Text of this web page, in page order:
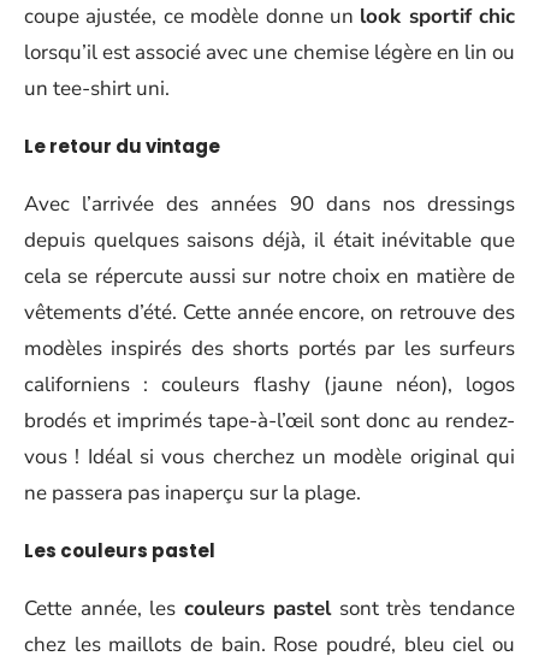
coupe ajustée, ce modèle donne un look sportif chic
lorsqu’il est associé avec une chemise légère en lin ou
un tee-shirt uni.
Leretour du vintage
Avec l’arrivée des années 90 dans nos dressings
depuis quelques saisons déjà, il était inévitable que
cela se répercute aussi sur notre choix en matière de
vêtements d’été. Cette année encore, on retrouve des
modèles inspirés des shorts portés par les surfeurs
californiens : couleurs flashy (jaune néon), logos
brodés et imprimés tape-à-l’œil sont donc au rendez-
vous ! Idéal si vous cherchez un modèle original qui
ne passera pas inaperçu sur la plage.
Les couleurs pastel
Cette année, les couleurs pastelsont très tendance
chez les maillots de bain. Rose poudré, bleu ciel ou